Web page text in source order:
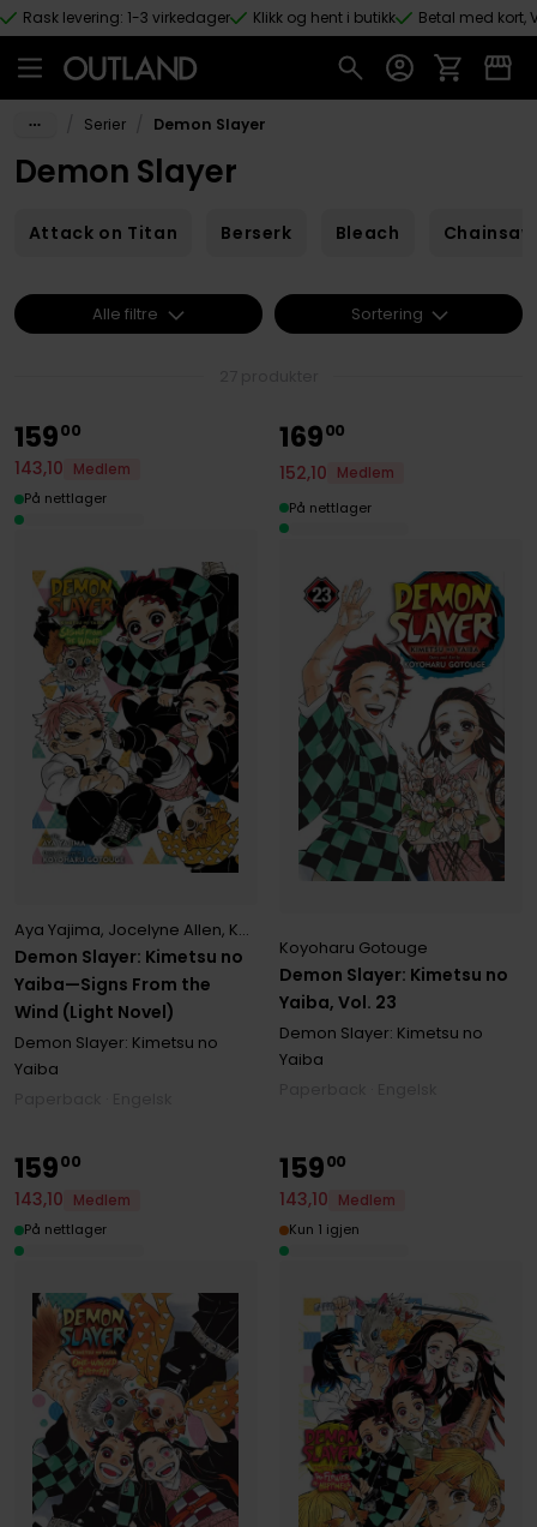
Hopp til hovedinnhold
Rask levering: 1-3 virkedager Klikk og hent i butikk Betal med kort,
Serier Demon Slayer
Demon Slayer
Attack on Titan Berserk Bleach
Demon Slayer: Kimetsu no
Yaiba—Signs From the
Wind (Light Novel)
Aya Yajima, Jocelyne Allen, Koyoharu Gotouge
Demon Slayer: Kimetsu no
Yaiba
15900
143,10
Medlem
På nettlager
Demon Slayer: Kimetsu no
Yaiba, Vol. 23
Koyoharu Gotouge
Demon Slayer: Kimetsu no
Yaiba
16900
152,10
Medlem
På nettlager
15900
143,10
Medlem
På nettlager
15900
143,10
Medlem
Kun 1 igjen
Alle filtre Sortering